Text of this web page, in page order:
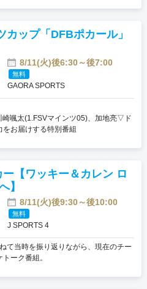
カップ「DFBポカール」
8/11(火)後6:30～後7:00
無料
GAORA SPORTS
颯太(1.FSVマインツ05)、加地亮▽ド
お届けする特別番組
【ワッキー＆カレン ロ
】
8/11(火)後9:30～後10:00
無料
J SPORTS 4
て当時を振り返りながら、現在のチー
ーク番組。